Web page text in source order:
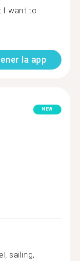
I want to
la app
NEW
sailing,